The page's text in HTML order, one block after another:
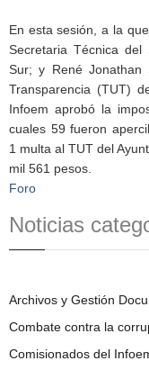
En esta sesión, a la
Secretaria Técnica del
Sur; y René Jonathan
Transparencia (TUT)
Infoem aprobó la
cuales 59 fueron
1 multa al TUT del
mil 561 pesos.
Foro
Noticias
Archivos y Gestión
Combate contra la
Comisionados del